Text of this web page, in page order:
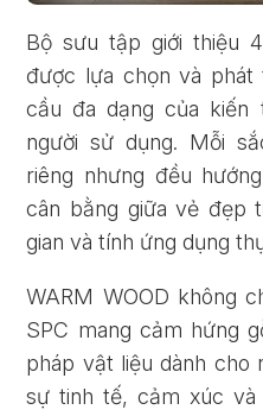
Bộ sưu tập giới thiệu
được lựa chọn và phát
cầu đa dạng của
người sử dụng. Mỗi
riêng nhưng đều
cân bằng giữa vẻ đẹp
gian và tính ứng dụng
WARM WOOD không
SPC mang cảm hứng
pháp vật liệu dành cho
sự tinh tế, cảm xúc và